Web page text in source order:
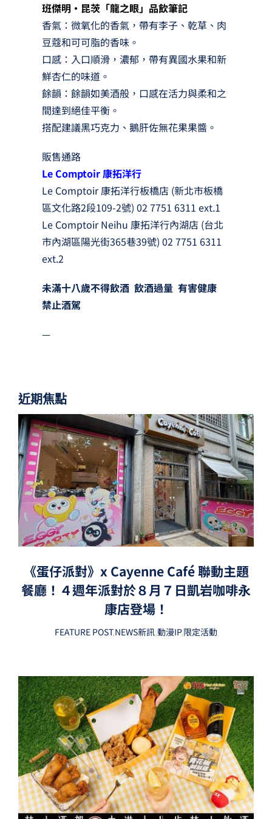
班傑明‧昆茨「龍之眼」品飲筆記
香氣：微氧化的香氣，帶有李子、乾草、肉
豆蔻和可可脂的香味。
口感：入口順滑，濃郁，帶有異國水果和新
鮮杏仁的味道。
餘韻：餘韻如美酒般，口感在活力與柔和之
間達到絕佳平衡。
搭配建議黑巧克力、鵝肝佐無花果果醬。
販售通路
Le Comptoir 康拓洋行
Le Comptoir 康拓洋行板橋店 (新北市板橋
區文化路2段109-2號) 02 7751 6311 ext.1
Le Comptoir Neihu 康拓洋行內湖店 (台北
市內湖區陽光街365巷39號) 02 7751 6311
ext.2
未滿十八歲不得飲酒 飲酒過量 有害健康
禁止酒駕
—
近期焦點
《蛋仔派對》x Cayenne Café 聯動主題
餐廳！４週年派對於８月７日凱岩咖啡永
康店登場！
FEATURE POST,NEWS新訊,動漫IP,限定活動